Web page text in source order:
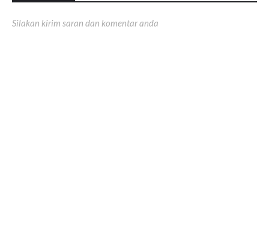
Silakan kirim saran dan komentar anda